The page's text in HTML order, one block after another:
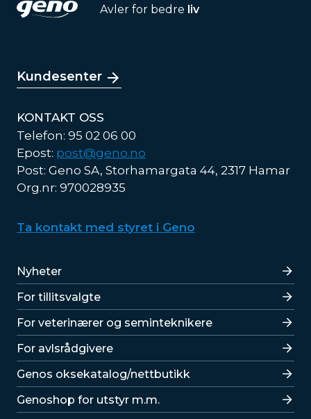
Avler for bedre liv
Kundesenter
KONTAKT OSS
Telefon: 95 02 06 00
Epost: post@geno.no
Post: Geno SA, Storhamargata 44, 2317 Hamar
Org.nr: 970028935
Ta kontakt med styret i Geno
Lenker
Nyheter
For tillitsvalgte
For veterinærer og seminteknikere
For avlsrådgivere
Lenker
Genos oksekatalog/nettbutikk
Genoshop for utstyr m.m.